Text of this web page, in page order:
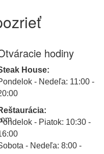
hodiny
House:
- Nedeľa: 11:00 -
- Piatok: 10:30 -
- Nedeľa: 8:00 -